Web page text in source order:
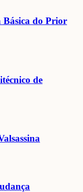
Básica do Prior
de